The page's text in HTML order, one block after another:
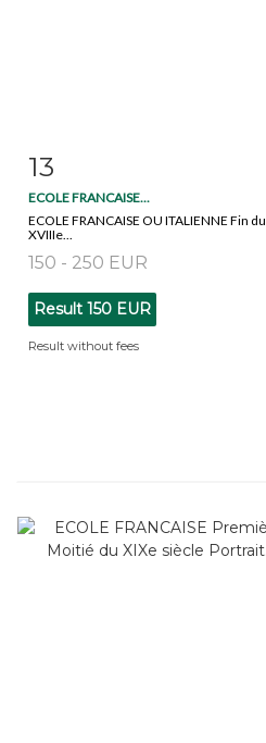
13
ECOLE FRANCAISE...
ECOLE FRANCAISE OU ITALIENNE Fin du
XVIIIe...
150 - 250 EUR
Result 150 EUR
Result without fees